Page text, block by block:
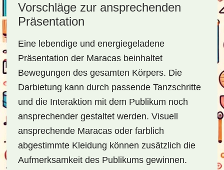
Vorschläge zur ansprechenden
Präsentation
Eine lebendige und energiegeladene
Präsentation der Maracas beinhaltet
Bewegungen des gesamten Körpers. Die
Darbietung kann durch passende Tanzschritte
und die Interaktion mit dem Publikum noch
ansprechender gestaltet werden. Visuell
ansprechende Maracas oder farblich
abgestimmte Kleidung können zusätzlich die
Aufmerksamkeit des Publikums gewinnen.